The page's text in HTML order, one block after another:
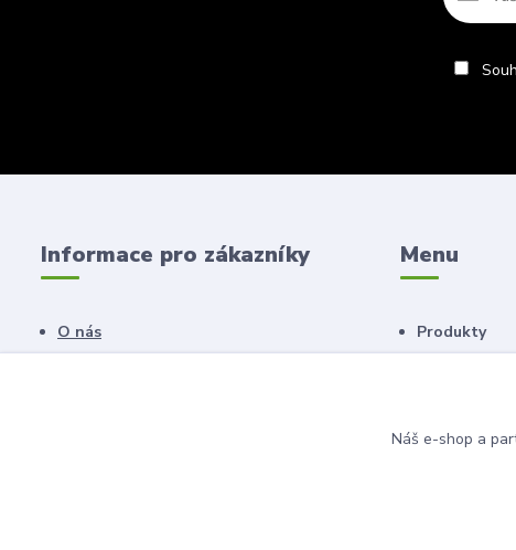
Informace pro zákazníky
O nás
Menu
Produkty
Náš e-shop a